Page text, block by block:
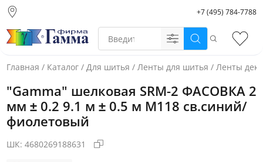
склад)
Санкт-Петербург
Екатеринбург
+7 (495) 784-7788
Поиск
Главная / Каталог / Для шитья / Ленты для шитья / Ленты
"Gamma" шелковая SRM-2 ФАСОВКА 2
мм ± 0.2 9.1 м ± 0.5 м M118 св.синий/
фиолетовый
ШК: 4680269188631